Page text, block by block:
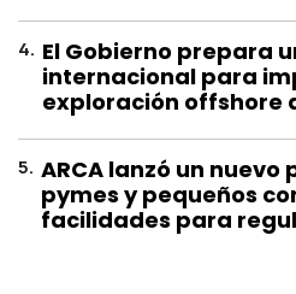
4. El Gobierno prepara
internacional para
exploración offshore
5. ARCA lanzó un
pymes y pequeños
facilidades para